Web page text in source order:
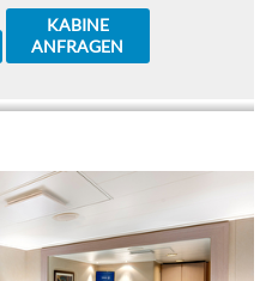
KABINE
ANFRAGEN
Deck Norma